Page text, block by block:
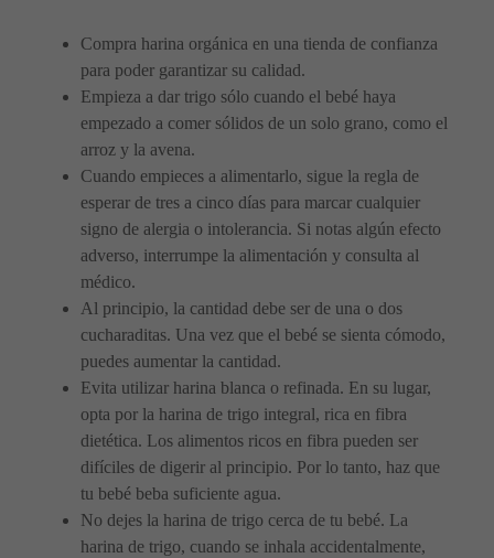
Compra harina orgánica en una tienda de confianza
para poder garantizar su calidad.
Empieza a dar trigo sólo cuando el bebé haya
empezado a comer sólidos de un solo grano, como el
arroz y la avena.
Cuando empieces a alimentarlo, sigue la regla de
esperar de tres a cinco días para marcar cualquier
signo de alergia o intolerancia. Si notas algún efecto
adverso, interrumpe la alimentación y consulta al
médico.
Al principio, la cantidad debe ser de una o dos
cucharaditas. Una vez que el bebé se sienta cómodo,
puedes aumentar la cantidad.
Evita utilizar harina blanca o refinada. En su lugar,
opta por la harina de trigo integral, rica en fibra
dietética. Los alimentos ricos en fibra pueden ser
difíciles de digerir al principio. Por lo tanto, haz que
tu bebé beba suficiente agua.
No dejes la harina de trigo cerca de tu bebé. La
harina de trigo, cuando se inhala accidentalmente,